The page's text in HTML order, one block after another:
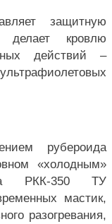
защитную
делает кровлю
действий –
рубероида
«холодным»
РКК-350 ТУ
мастик,
разогревания,